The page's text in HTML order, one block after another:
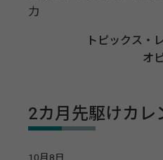
力
トピックス・
オ
2カ月先駆けカレ
10月8日